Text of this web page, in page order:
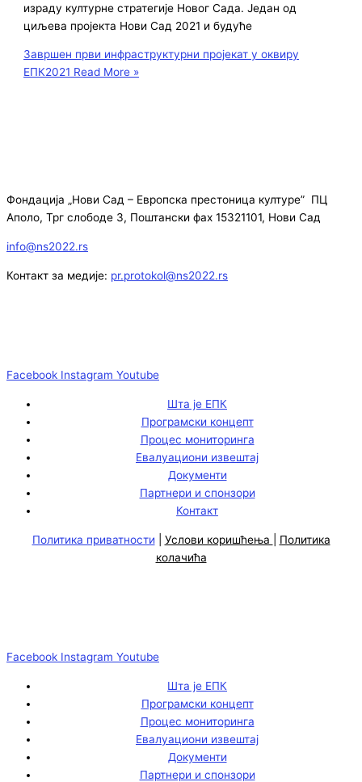
израду културне стратегије Новог Сада. Један од
циљева пројекта Нови Сад 2021 и будуће
Завршен први инфраструктурни пројекат у оквиру
ЕПК2021 Read More »
Фондација „Нови Сад – Европска престоница културе” ПЦ
Аполо, Трг слободе 3, Поштански фах 15321101, Нови Сад
info@ns2022.rs
Контакт за медије: pr.protokol@ns2022.rs
Facebook Instagram Youtube
Шта је ЕПК
Програмски концепт
Процес мониторинга
Евалуациони извештај
Документи
Партнери и спонзори
Контакт
Политика приватности Услови коришћења
Политика
колачића
Facebook Instagram Youtube
Шта је ЕПК
Програмски концепт
Процес мониторинга
Евалуациони извештај
Документи
Партнери и спонзори